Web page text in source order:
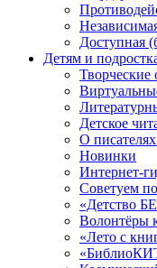
Доступная
Детям и
Творческие
Детское
О
Новинки
Интернет-
Советуем
«Детство
Волонтёры
«Лето с